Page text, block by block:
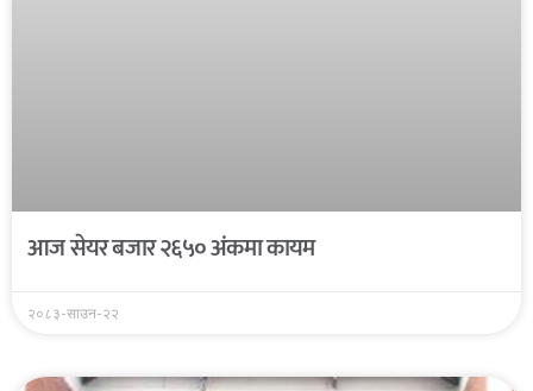
आज सेयर बजार २६५० अंकमा कायम
२०८३-साउन-२२